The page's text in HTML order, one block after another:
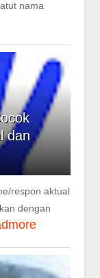
nama
dan
respon aktual
dengan